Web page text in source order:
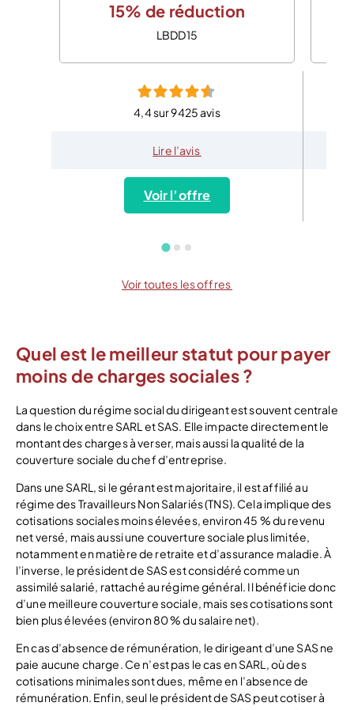
15% de réduction
LBDD15
4,4 sur 9425 avis
Lire l’avis
Voir l’offre
Voir toutes les offres
Quel est le meilleur statut pour payer
moins de charges sociales ?
La question du régime social du dirigeant est souvent centrale
dans le choix entre SARL et SAS. Elle impacte directement le
montant des charges à verser, mais aussi la qualité de la
couverture sociale du chef d’entreprise.
Dans une SARL, si le gérant est majoritaire, il est affilié au
régime des Travailleurs Non Salariés (TNS). Cela implique des
cotisations sociales moins élevées, environ 45 % du revenu
net versé, mais aussi une couverture sociale plus limitée,
notamment en matière de retraite et d’assurance maladie. À
l’inverse, le président de SAS est considéré comme un
assimilé salarié, rattaché au régime général. Il bénéficie donc
d’une meilleure couverture sociale, mais ses cotisations sont
bien plus élevées (environ 80 % du salaire net).
En cas d’absence de rémunération, le dirigeant d’une SAS ne
paie aucune charge. Ce n’est pas le cas en SARL, où des
cotisations minimales sont dues, même en l’absence de
rémunération. Enfin, seul le président de SAS peut cotiser à